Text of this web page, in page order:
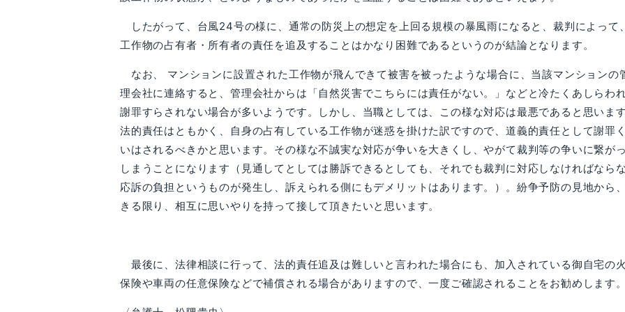
したがって、台風24号の様に、通常の防災上の想定を上回る規模の暴風雨になると、裁判によって、
工作物の占有者・所有者の責任を追及することはかなり困難であるというのが結論となります。
なお、 マンションに設置された工作物が飛んできて被害を被ったような場合に、当該マンションの
理会社に連絡すると、管理会社からは「自然災害でこちらには責任がない。」などと冷たくあしらわれ
謝罪すらされない場合が多いようです。しかし、当職としては、この様な対応は最悪であると思います
法的責任はともかく、自身の占有している工作物が迷惑を掛けた訳ですので、道義的責任として謝罪
いはされるべきかと思います。その様な不誠実な対応が争いを大きくし、やがて裁判等の争いに繋が
しまうことになります（見通してとしては勝訴できるとしても、それでも裁判に対応しなければなら
応訴の負担というものが発生し、訴えられる側にもデメリットはあります。）。紛争予防の見地から
きる限り、相互に思いやりを持って接して頂きたいと思います。
最後に、法律相談に行って、法的責任追及は難しいと言われた場合にも、加入されている御自宅の
保険や車両の任意保険などで補償される場合がありますので、一度ご確認されることをお勧めします